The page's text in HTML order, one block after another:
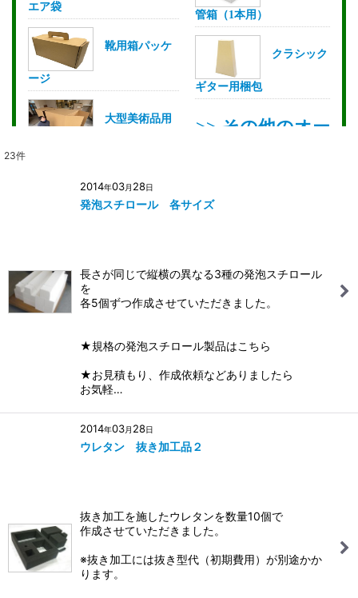
23件
2014年03月 28日
発泡スチロール 各サイズ
長さが同じで縦横の異なる3種の発泡スチロール
を
各5個ずつ作成させていただきました。
★規格の発泡スチロール製品はこちら
★お見積もり、作成依頼などありましたら
お気軽…
2014年03月 28日
ウレタン 抜き加工品２
抜き加工を施したウレタンを数量10個で
作成させていただきました。
※抜き加工には抜き型代（初期費用）が別途かか
ります。